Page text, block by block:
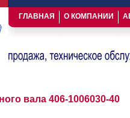
ГЛАВНАЯ О КОМПАНИИ
вала 406-1006030-40